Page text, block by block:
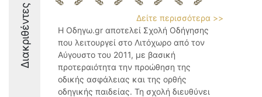
Διακριθέντες
Δείτε περισσότερα >>
Η Οδηγω.gr αποτελεί Σχολή Οδήγησης
που λειτουργεί στο Λιτόχωρο από τον
Αύγουστο του 2011, με βασική
προτεραιότητα την προώθηση της
οδικής ασφάλειας και της ορθής
οδηγικής παιδείας. Τη σχολή διευθύνει